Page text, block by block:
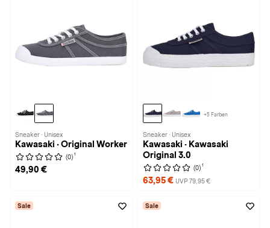
Sneaker · Unisex
Kawasaki · Original Worker
(0) 1
49,90 €
+5 Farben
Sneaker · Unisex
Kawasaki · Kawasaki
Original 3.0
(0) 1
63,95 € UVP 79,95 €
Sale Sale